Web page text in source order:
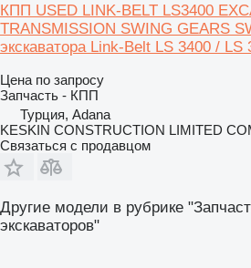
КПП USED LINK-BELT LS3400
TRANSMISSION SWING GEARS
экскаватора Link-Belt LS 3400 /
Цена по запросу
Запчасть - КПП
Турция, Adana
KESKIN CONSTRUCTION LIMITED
Связаться с продавцом
Другие модели в рубрике
экскаваторов"